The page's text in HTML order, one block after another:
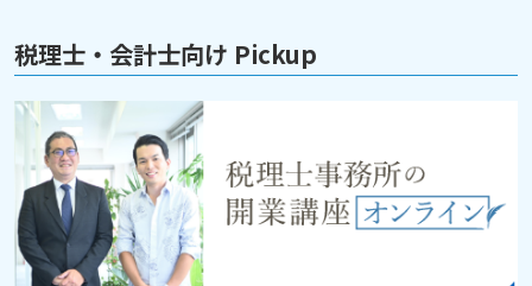
税理士・会計士向け Pickup